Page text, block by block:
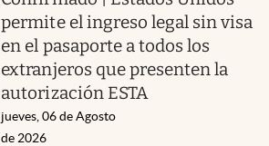
permite el ingreso legal sin visa
en el pasaporte a todos los
extranjeros que presenten la
autorización ESTA
jueves, 06 de Agosto
de 2026